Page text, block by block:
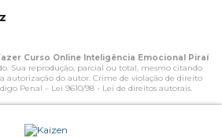
Curso Online Inteligência Emocional Piraí
Sua reprodução, parcial ou total, mesmo citando
autorização do autor. Crime de violação de direito
Penal – Lei 9610/98 - Lei de direitos autorais.